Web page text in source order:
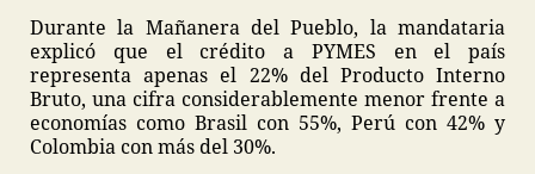
Durante la Mañanera del Pueblo, la mandataria
explicó que el crédito a PYMES en el país
representa apenas el 22% del Producto Interno
Bruto, una cifra considerablemente menor frente a
economías como Brasil con 55%, Perú con 42% y
Colombia con más del 30%.